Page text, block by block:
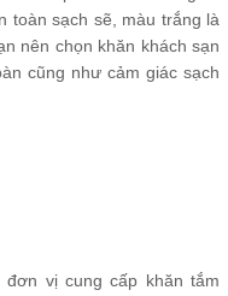
toàn sạch sẽ, màu trắng là
nên chọn khăn khách sạn
cũng như cảm giác sạch
vị cung cấp khăn tắm